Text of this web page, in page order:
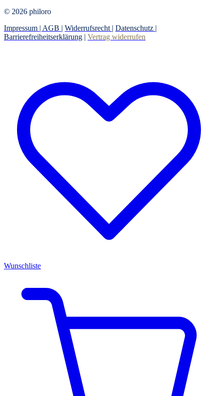
© 2026 philoro
Impressum | AGB | Widerrufsrecht | Datenschutz |
Barrierefreiheitserklärung | Vertrag widerrufen
Wunschliste